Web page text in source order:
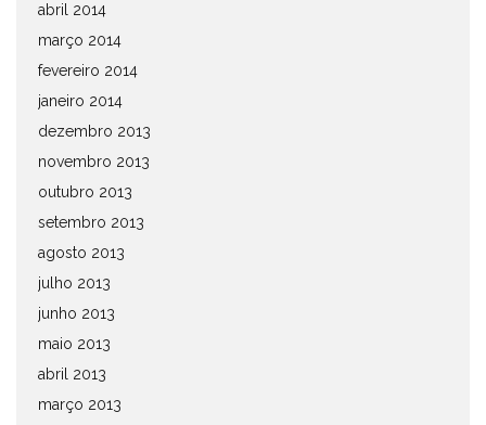
abril 2014
março 2014
fevereiro 2014
janeiro 2014
dezembro 2013
novembro 2013
outubro 2013
setembro 2013
agosto 2013
julho 2013
junho 2013
maio 2013
abril 2013
março 2013